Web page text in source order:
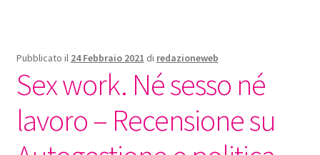
Pubblicato il 24 Febbraio 2021 di redazioneweb
Sex work. Né sesso né
lavoro – Recensione su